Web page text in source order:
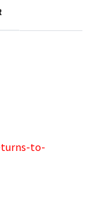
to-